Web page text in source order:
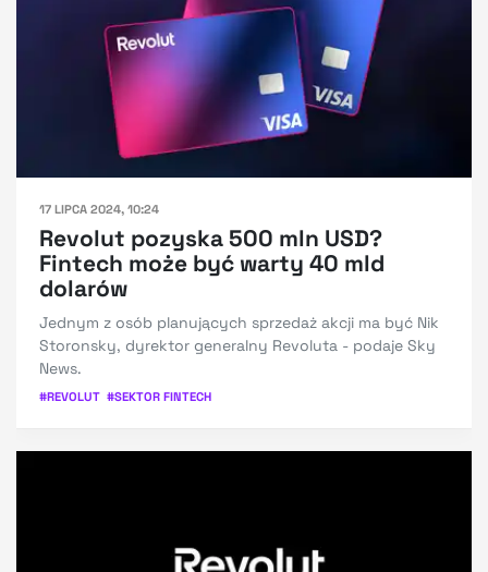
17 LIPCA 2024, 10:24
Revolut pozyska 500 mln USD?
Fintech może być warty 40 mld
dolarów
Jednym z osób planujących sprzedaż akcji ma być Nik
Storonsky, dyrektor generalny Revoluta - podaje Sky
News.
#REVOLUT #SEKTOR FINTECH